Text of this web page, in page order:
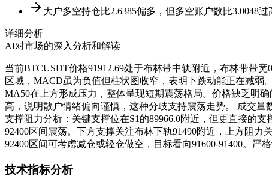
大户多空持仓比2.6385偏多，但多空账户数比3.0048
详细分析
AI对市场的深入分析和解读
当前BTCUSDT价格91912.69处于布林带中轨附近，布林带带
区域，MACD虽为负值但柱状图收窄，表明下跌动能正在减弱
MA50在上方形成压力，整体呈现短期震荡格局。价格缺乏明
高，说明散户情绪偏向谨慎，这种分歧支持震荡走势。 成交量
支撑阻力分析：关键支撑位在S1的89966.0附近，但更直接的
92400区间震荡。下方支撑关注布林下轨91490附近，上方阻力
92400区间可考虑减仓或轻仓做空，目标看向91600-91400。严
技术指标分析